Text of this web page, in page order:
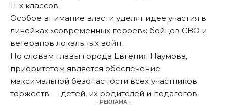
11-х классов.
Особое внимание власти уделят идее участия в
линейках «современных героев»: бойцов СВО и
ветеранов локальных войн.
По словам главы города Евгения Наумова,
приоритетом является обеспечение
максимальной безопасности всех участников
торжеств — детей, их родителей и педагогов.
- РЕКЛАМА -